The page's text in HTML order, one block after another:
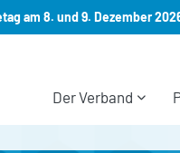
am 8. und 9. Dezember
Der Verband